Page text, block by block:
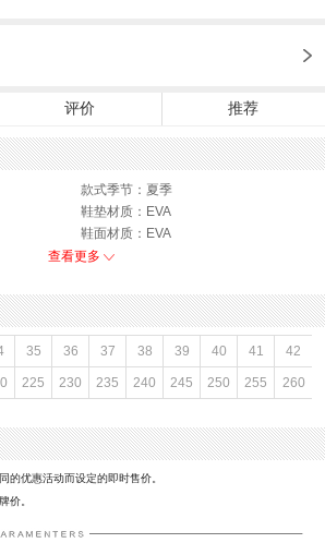
评价 推荐
款式季节：夏季
鞋垫材质：EVA
鞋面材质：EVA
参考鞋长(女)：27CM
性别：女子
鞋底材质：IP底
里料材质：EVA
色系：黑色
流行元素：纯色
查看更多
35 36 37 38 39 40 41 42
225 230 235 240 245 250 255 260
的优惠活动而设定的即时售价。
价。